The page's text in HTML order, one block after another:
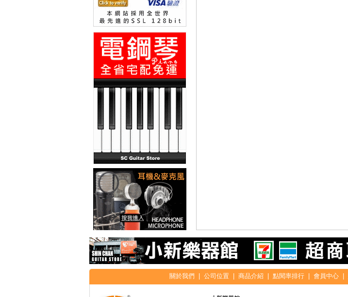
關於我們 公司位置 商品介紹 點閱率排行 會員中心